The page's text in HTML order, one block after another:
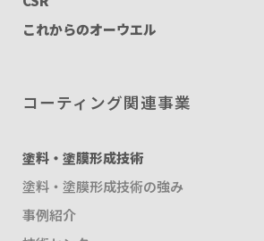
これからのオーウエル
コーティング関連事業
塗料・塗膜形成技術
塗料・塗膜形成技術の強み
事例紹介